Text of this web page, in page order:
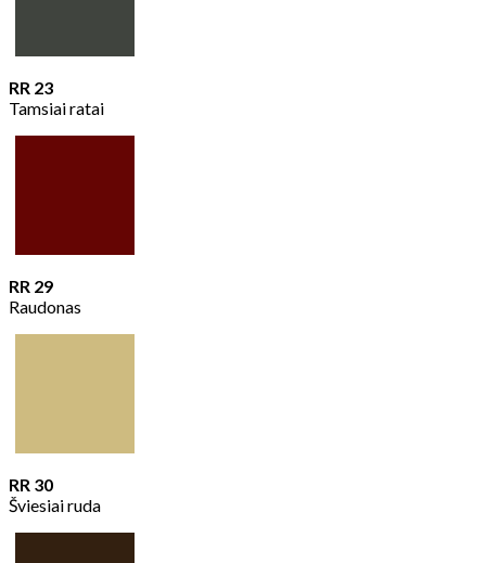
RR 23
Tamsiai ratai
RR 29
Raudonas
RR 30
Šviesiai ruda